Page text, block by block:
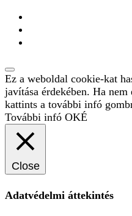
Ez a weboldal cookie-kat
javítása érdekében. Ha
kattints a további infó
További infó OKÉ
Close
Adatvédelmi áttekintés